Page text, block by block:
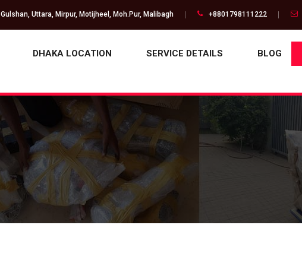
Gulshan, Uttara, Mirpur, Motijheel, Moh.Pur, Malibagh +8801798111222
DHAKA LOCATION SERVICE DETAILS BLOG